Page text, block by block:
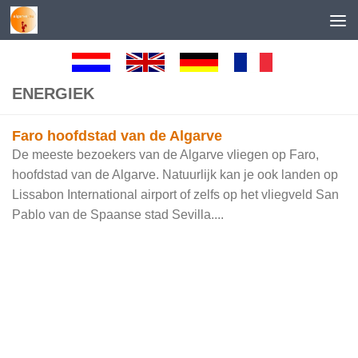
Skip to content
ENERGIEK
Faro hoofdstad van de Algarve
De meeste bezoekers van de Algarve vliegen op Faro,
hoofdstad van de Algarve. Natuurlijk kan je ook landen op
Lissabon International airport of zelfs op het vliegveld San
Pablo van de Spaanse stad Sevilla....